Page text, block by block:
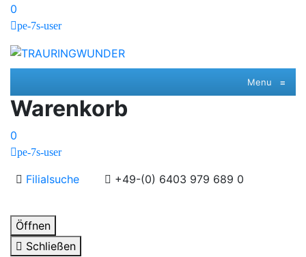
0
pe-7s-user
Menu ≡
Warenkorb
0
pe-7s-user
Filialsuche +49-(0) 6403 979 689 0
Öffnen
Schließen